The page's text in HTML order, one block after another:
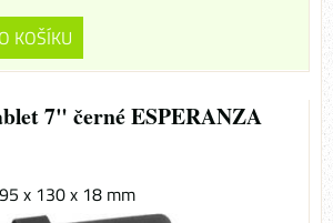
KOŠÍKU
7" černé ESPERANZA
x 130 x 18 mm